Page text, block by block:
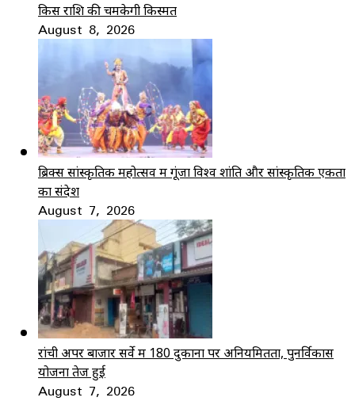
किस राशि की चमकेगी किस्मत
August 8, 2026
ब्रिक्स सांस्कृतिक महोत्सव में गूंजा विश्व शांति और सांस्कृतिक एकता
का संदेश
August 7, 2026
रांची अपर बाजार सर्वे में 180 दुकानों पर अनियमितता, पुनर्विकास
योजना तेज हुई
August 7, 2026